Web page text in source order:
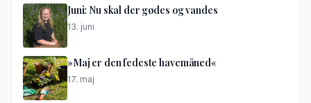
Juni: Nu skal der gødes og vandes
13. juni
»Maj er den fedeste havemåned«
17. maj